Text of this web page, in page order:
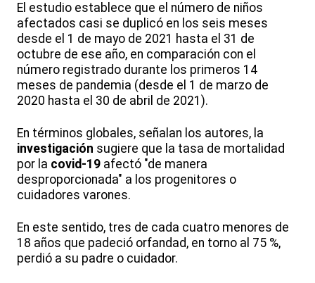
El estudio establece que el número de niños
afectados casi se duplicó en los seis meses
desde el 1 de mayo de 2021 hasta el 31 de
octubre de ese año, en comparación con el
número registrado durante los primeros 14
meses de pandemia (desde el 1 de marzo de
2020 hasta el 30 de abril de 2021).
En términos globales, señalan los autores, la
investigación sugiere que la tasa de mortalidad
por la covid-19 afectó "de manera
desproporcionada" a los progenitores o
cuidadores varones.
En este sentido, tres de cada cuatro menores de
18 años que padeció orfandad, en torno al 75 %,
perdió a su padre o cuidador.